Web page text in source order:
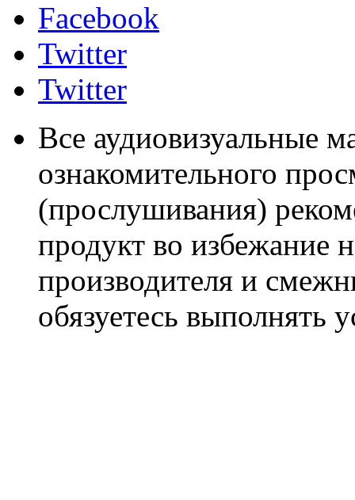
Facebook
Twitter
Twitter
Все аудиовизуальные
ознакомительного
(прослушивания)
продукт во избежание
производителя и
обязуетесь выполнять